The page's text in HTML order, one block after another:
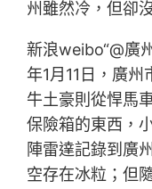
州雖然冷，但卻
新浪weibo“@廣
年1月11日，廣
牛土豪則從悍馬
保險箱的東西，
陣雷達記錄到廣
空存在冰粒；但